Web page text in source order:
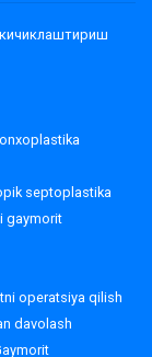
кичиклаштириш
septoplastika
gaymorit
operatsiya qilish
davolash